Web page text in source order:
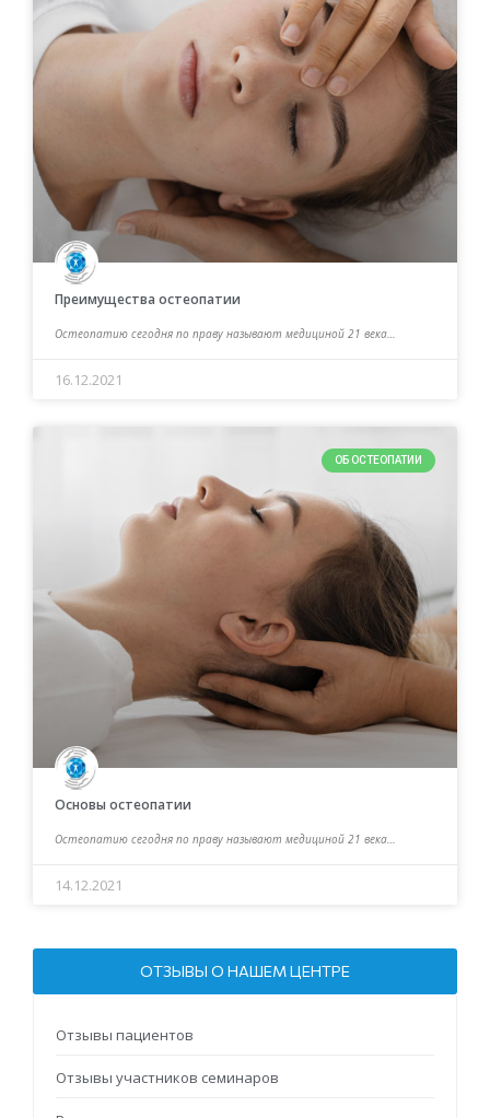
Преимущества остеопатии
Остеопатию сегодня по праву называют медициной 21 века…
16.12.2021
ОБ ОСТЕОПАТИИ
Основы остеопатии
Остеопатию сегодня по праву называют медициной 21 века…
14.12.2021
ОТЗЫВЫ О НАШЕМ ЦЕНТРЕ
Отзывы пациентов
Отзывы участников семинаров